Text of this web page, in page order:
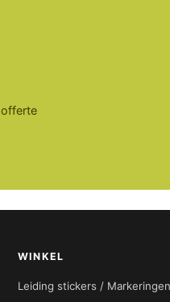
offerte
WINKEL
Leiding stickers / Markeringen